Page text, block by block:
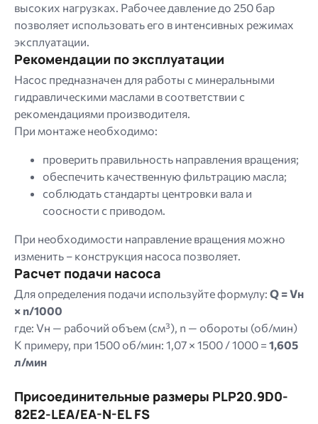
высоких нагрузках. Рабочее давление до 250 бар
позволяет использовать его в интенсивных режимах
эксплуатации.
Рекомендации по эксплуатации
Насос предназначен для работы с минеральными
гидравлическими маслами в соответствии с
рекомендациями производителя.
При монтаже необходимо:
проверить правильность направления вращения;
обеспечить качественную фильтрацию масла;
соблюдать стандарты центровки вала и
соосности с приводом.
При необходимости направление вращения можно
изменить – конструкция насоса позволяет.
Расчет подачи насоса
Для определения подачи используйте формулу: Q = Vн
× n/1000
где: Vн — рабочий объем (см³), n — обороты (об/мин)
К примеру, при 1500 об/мин: 1,07 × 1500 / 1000 = 1,605
л/мин
Присоединительные размеры PLP20.9D0-
82E2-LEA/EA-N-EL FS